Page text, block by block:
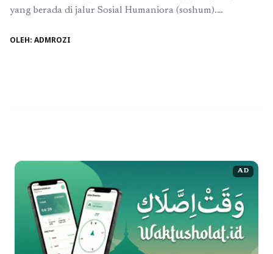
yang berada di jalur Sosial Humaniora (soshum).
kunci untuk meraih hasil yang diinginkan. Salah satu cara
OLEH: ADMROZI
AD